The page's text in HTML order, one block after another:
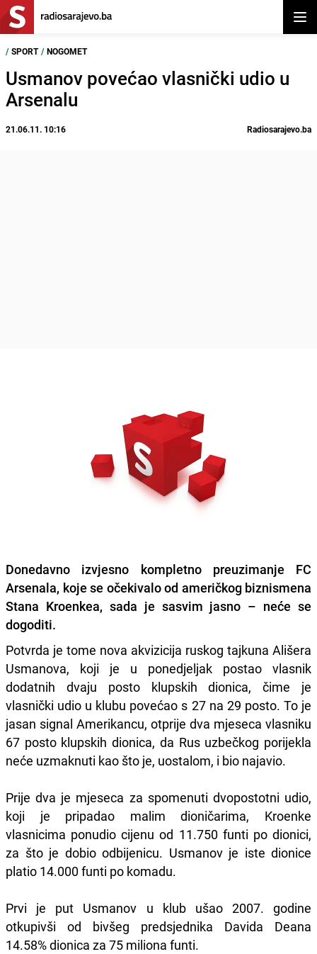
/ SPORT / NOGOMET
Usmanov povećao vlasnički udio u
Arsenalu
21.06.11. 10:16 Radiosarajevo.ba
Donedavno izvjesno kompletno preuzimanje FC
Arsenala, koje se očekivalo od američkog biznismena
Stana Kroenkea, sada je sasvim jasno – neće se
dogoditi.
Potvrda je tome nova akvizicija ruskog tajkuna Ališera
Usmanova, koji je u ponedjeljak postao vlasnik
dodatnih dvaju posto klupskih dionica, čime je
vlasnički udio u klubu povećao s 27 na 29 posto. To je
jasan signal Amerikancu, otprije dva mjeseca vlasniku
67 posto klupskih dionica, da Rus uzbečkog porijekla
neće uzmaknuti kao što je, uostalom, i bio najavio.
Prije dva je mjeseca za spomenuti dvopostotni udio,
koji je pripadao malim dioničarima, Kroenke
vlasnicima ponudio cijenu od 11.750 funti po dionici,
za što je dobio odbijenicu. Usmanov je iste dionice
platio 14.000 funti po komadu.
Prvi je put Usmanov u klub ušao 2007. godine
otkupivši od bivšeg predsjednika Davida Deana
14.58% dionica za 75 miliona funti.